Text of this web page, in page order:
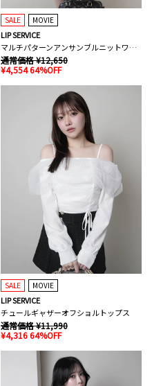
SALE MOVIE
LIP SERVICE
マルチパターンアンサンブルニットワンピース
通常価格 ¥12,650
¥4,554 64%OFF
SALE MOVIE
LIP SERVICE
チュールギャザーオフショルトップス
通常価格 ¥11,990
¥4,316 64%OFF